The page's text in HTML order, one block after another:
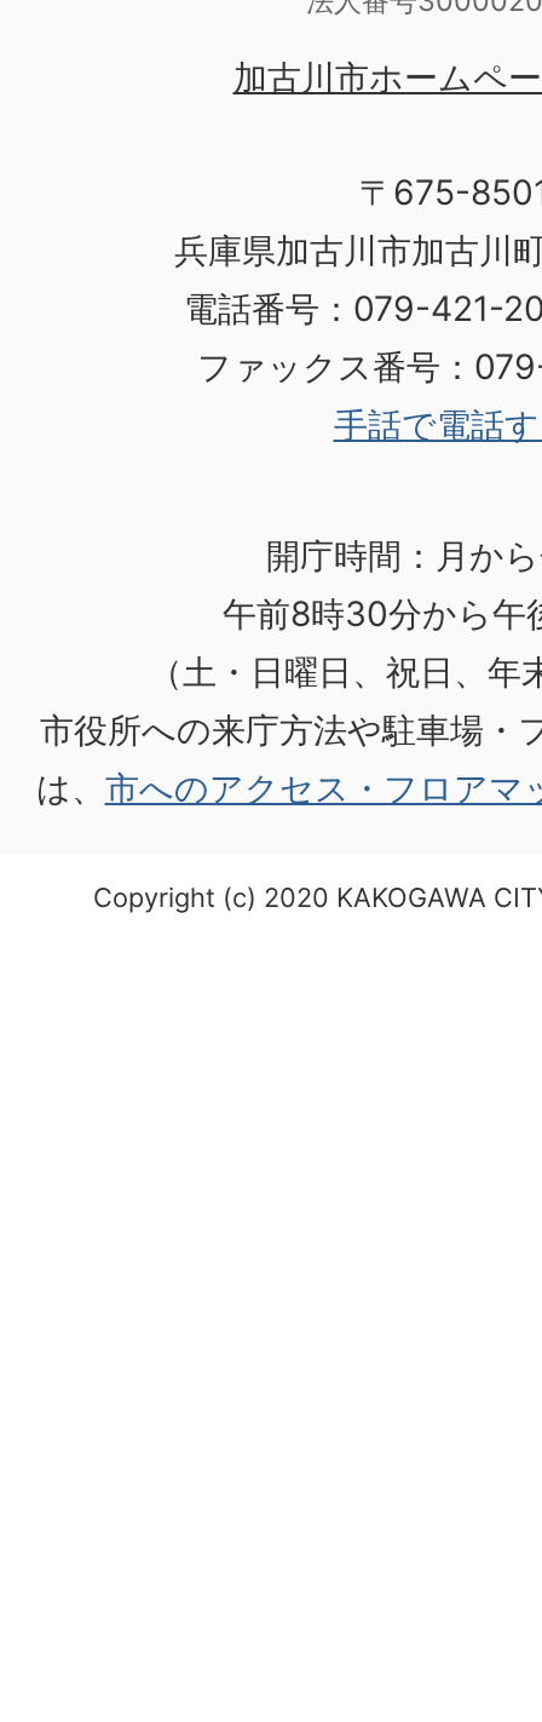
加古川市ホームペ
〒675-
兵庫県加古川市加古川
電話番号：079-421-
ファックス番号：
手話で電話
開庁時間：月か
午前8時30分から午
（土・日曜日、祝日、
市役所への来庁方法や駐車場・
は、 市へのアクセス・フロアマ
Copyright (c) 2020 KAKOGAWA